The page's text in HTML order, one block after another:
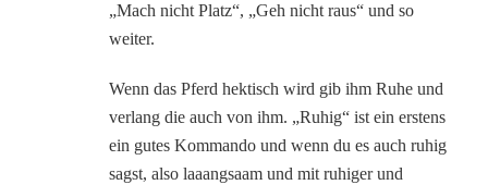
„Mach nicht Platz“, „Geh nicht raus“ und so
weiter.
Wenn das Pferd hektisch wird gib ihm Ruhe und
verlang die auch von ihm. „Ruhig“ ist ein erstens
ein gutes Kommando und wenn du es auch ruhig
sagst, also laaangsaam und mit ruhiger und